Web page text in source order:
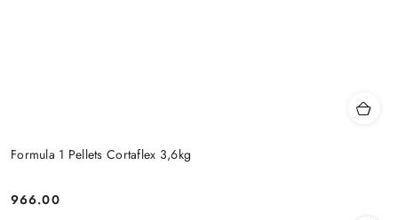
Formula 1 Pellets Cortaflex 3,6kg
Cena:
966.00